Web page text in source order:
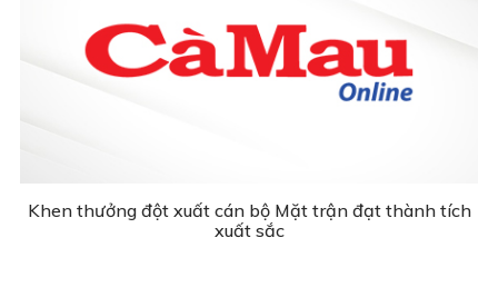
Khen thưởng đột xuất cán bộ Mặt trận đạt thành tích
xuất sắc